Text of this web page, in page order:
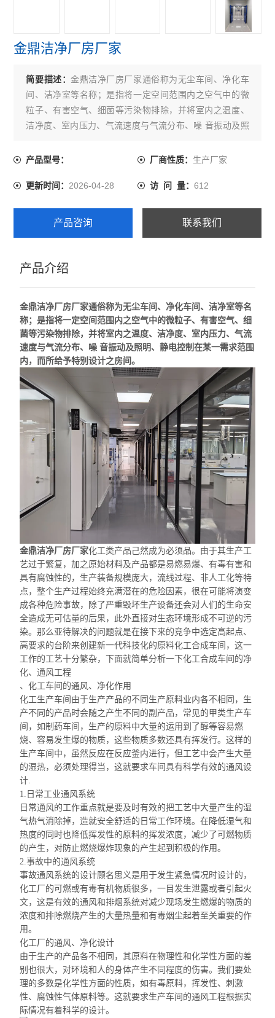
金鼎洁净厂房厂家
简要描述：金鼎洁净厂房厂家通俗称为无尘车间、净化车
间、洁净室等名称；是指将一定空间范围内之空气中的微
粒子、有害空气、细菌等污染物排除，并将室内之温度、
洁净度、室内压力、气流速度与气流分布、噪 音振动及照
间。
产品型号： 厂商性质： 生产厂家
更新时间：2026-04-28 访 问 量： 612
产品咨询 联系我们
产品介绍
金鼎洁净厂房厂家通俗称为无尘车间、净化车间、洁净室等名
称；是指将一定空间范围内之空气中的微粒子、有害空气、细
菌等污染物排除，并将室内之温度、洁净度、室内压力、气流
速度与气流分布、噪 音振动及照明、静电控制在某一需求范围
内，而所给予特别设计之房间。
金鼎洁净厂房厂家化工类产品 己然成为必须品。由于其生产工
艺过于繁复，加之原始材料及产品都是易燃易爆、有毒有害和
具有腐蚀性的，生产装备规模庞大，流线过程、非人工化等特
点，整个生产过程始终充满潜在的危险因素，很在可能将演变
成各种危险事故，除了严重毁坏生产设备还会对人们的生命安
全造成无可估量的后果，此外直接对生态环境形成不可逆的污
染。那么亚待解决的问题就是在接下来的竞争中选定高起点、
高要求的台阶来创建新一代科技化的原料化工合成车间，这一
工作的工艺十分繁杂，下面就简单分析一下化工合成车间的净
化、通风工程
、化工车间的通风、净化作用
化工生产车间由于生产产品的不同生产原料业内各不相同，生
产不同的产品时会随之产生不同的副产品，常见的甲类生产车
间，如制药车间，生产的原料中大量的运用到了醇等容易燃
烧、容易发生爆的物质，这些物质多数还具有挥发行。这样的
生产车间中，虽然反应在反应釜内进行，但工艺中会产生大量
的湿热，必须处理得当，这就要求车间具有科学有效的通风设
计.
1.日常工业通风系统
日常通风的工作重点就是要及时有效的把工艺中大量产生的湿
气热气消除掉，造就安全舒适的日常工作环境。在降低湿气和
热度的同时也降低挥发性的原料的挥发浓度，减少了可燃物质
的产生，对防止燃烧爆炸现象的产生起到积极的作用。
2.事故中的通风系统
事故通风系统的设计顾名思义是用于发生紧急情况时设计的，
化工厂的可燃或有毒有机物质很多，一目发生泄露或者引起火
文，这是有效的通风和排烟系统对减少现场发生燃爆的物质的
浓度和排除燃烧产生的大量热量和有毒烟尘起着至关重要的作
用。
化工厂的通风、净化设计
由于生产的产品各不相同，其原料在物理性和化学性方面的差
别也很大，对环境和人的身体产生不同程度的伤害。我们要处
理的多数是化学性方面的性质，如有毒原料，挥发性、刺激
性、腐蚀性气体原料等。这就要求生产车间的通风工程根据实
际情况有着科学的设计。